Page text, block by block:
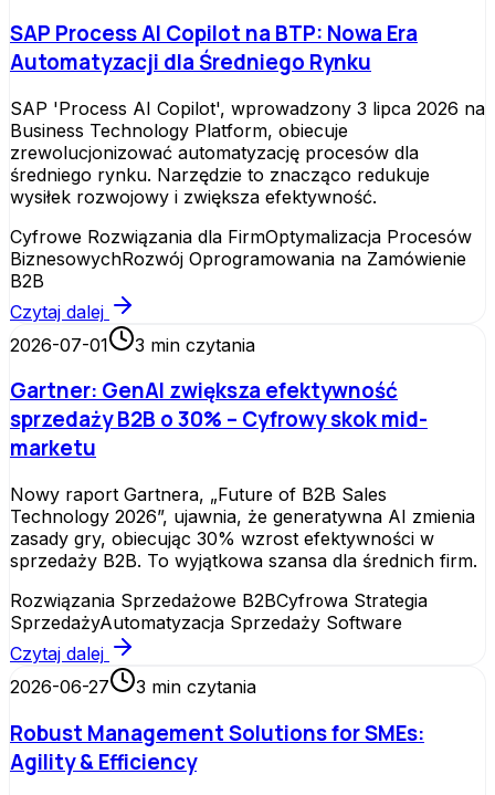
SAP Process AI Copilot na BTP: Nowa Era
Automatyzacji dla Średniego Rynku
SAP 'Process AI Copilot', wprowadzony 3 lipca 2026 na
Business Technology Platform, obiecuje
zrewolucjonizować automatyzację procesów dla
średniego rynku. Narzędzie to znacząco redukuje
wysiłek rozwojowy i zwiększa efektywność.
Cyfrowe Rozwiązania dla FirmOptymalizacja Procesów
BiznesowychRozwój Oprogramowania na Zamówienie
B2B
Czytaj dalej
2026-07-01
3 min czytania
Gartner: GenAI zwiększa efektywność
sprzedaży B2B o 30% – Cyfrowy skok mid-
marketu
Nowy raport Gartnera, „Future of B2B Sales
Technology 2026”, ujawnia, że generatywna AI zmienia
zasady gry, obiecując 30% wzrost efektywności w
sprzedaży B2B. To wyjątkowa szansa dla średnich firm.
Rozwiązania Sprzedażowe B2BCyfrowa Strategia
SprzedażyAutomatyzacja Sprzedaży Software
Czytaj dalej
2026-06-27
3 min czytania
Robust Management Solutions for SMEs:
Agility & Efficiency